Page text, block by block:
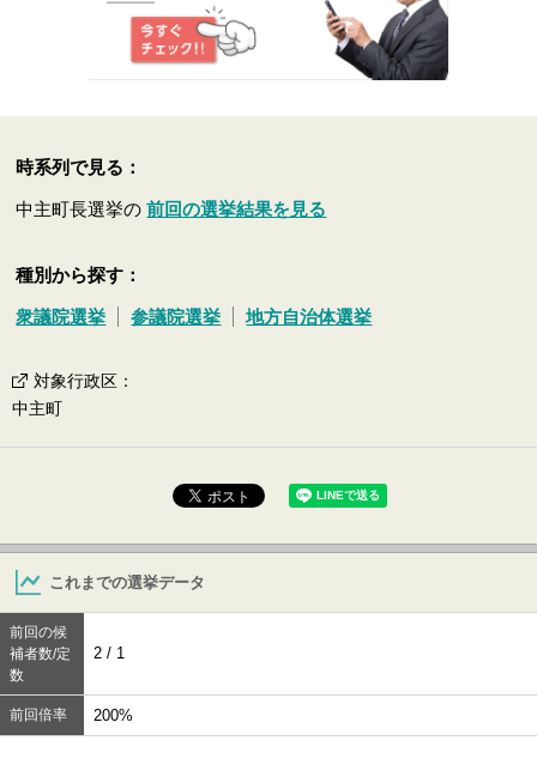
時系列で見る：
中主町長選挙の前回の選挙結果を見る
種別から探す：
衆議院選挙 参議院選挙 地方自治体選挙
対象行政区 ：
中主町
これまでの選挙データ
前回の候
補者数/定
数
2 / 1
前回倍率 200%